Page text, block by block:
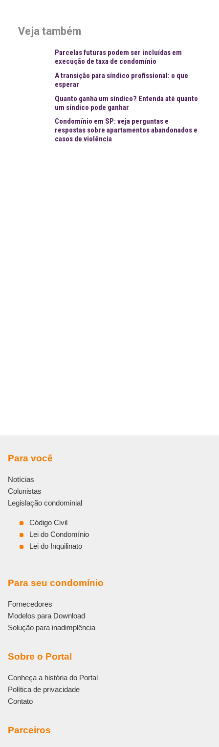
Veja também
Parcelas futuras podem ser incluídas em
execução de taxa de condomínio
A transição para síndico profissional: o que
esperar
Quanto ganha um síndico? Entenda até quanto
um síndico pode ganhar
Condomínio em SP: veja perguntas e
respostas sobre apartamentos abandonados e
casos de violência
Para você
Notícias
Colunistas
Legislação condominial
Código Civil
Lei do Condomínio
Lei do Inquilinato
Para seu condomínio
Fornecedores
Modelos para Download
Solução para inadimplência
Sobre o Portal
Conheça a história do Portal
Política de privacidade
Contato
Parceiros